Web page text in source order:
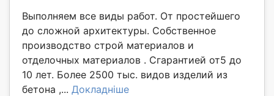
Выполняем все виды работ. От простейшего
до сложной архитектуры. Собственное
производство строй материалов и
отделочных материалов . Сгарантией от5 до
10 лет. Более 2500 тыс. видов изделий из
бетона ,... Докладніше